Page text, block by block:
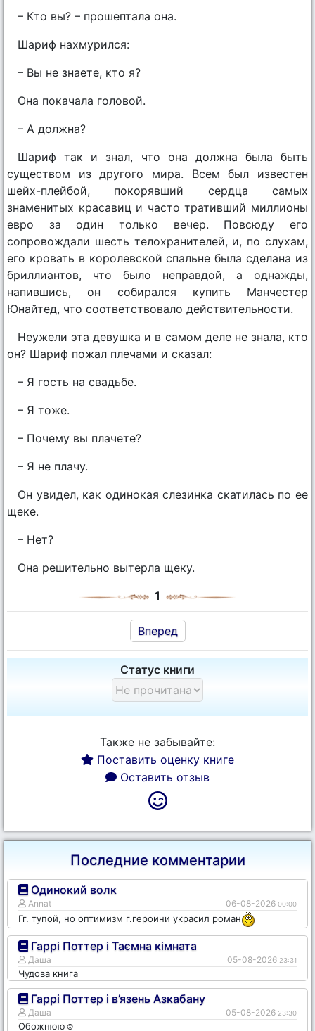
– Кто вы? – прошептала она.
Шариф нахмурился:
– Вы не знаете, кто я?
Она покачала головой.
– А должна?
Шариф так и знал, что она должна была быть
существом из другого мира. Всем был известен
шейх-плейбой, покорявший сердца самых
знаменитых красавиц и часто тративший миллионы
евро за один только вечер. Повсюду его
сопровождали шесть телохранителей, и, по слухам,
его кровать в королевской спальне была сделана из
бриллиантов, что было неправдой, а однажды,
напившись, он собирался купить Манчестер
Юнайтед, что соответствовало действительности.
Неужели эта девушка и в самом деле не знала, кто
он? Шариф пожал плечами и сказал:
– Я гость на свадьбе.
– Я тоже.
– Почему вы плачете?
– Я не плачу.
Он увидел, как одинокая слезинка скатилась по ее
щеке.
– Нет?
Она решительно вытерла щеку.
1
Вперед
Статус книги
Также не забывайте:
Поставить оценку книге
Оставить отзыв
Последние комментарии
Одинокий волк
Annat 06-08-2026 00:00
Гг. тупой, но оптимизм г.героини украсил роман
Гаррі Поттер і Таємна кімната
Даша 05-08-2026 23:31
Чудова книга
Гаррі Поттер і в’язень Азкабану
Даша 05-08-2026 23:30
Обожнюю☺️